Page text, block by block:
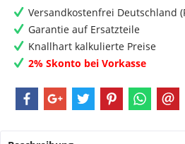
Versandkostenfrei Deutschland
Garantie auf Ersatzteile
Knallhart kalkulierte Preise
2% Skonto bei Vorkasse